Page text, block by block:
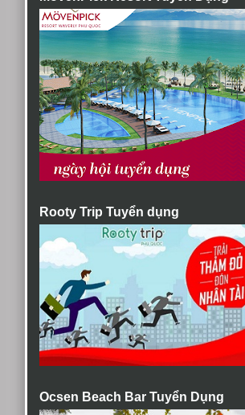
Rooty Trip Tuyển dụng
Ocsen Beach Bar Tuyển Dụng